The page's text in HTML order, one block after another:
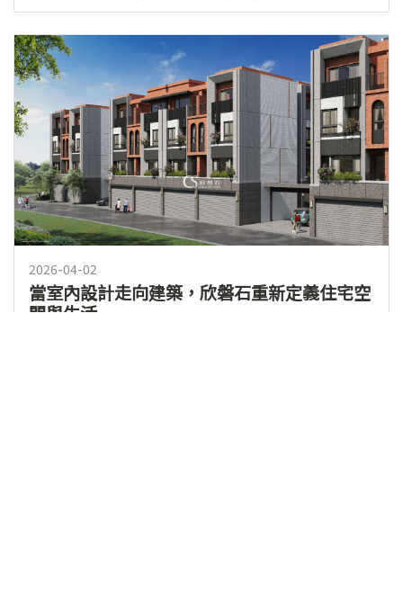
2026-04-02
當室內設計走向建築，欣磐石重新定義住宅空
間與生活